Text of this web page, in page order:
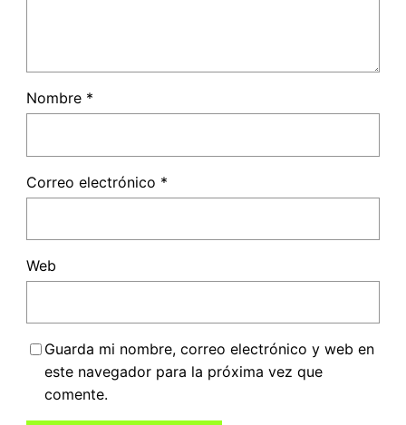
Nombre *
Correo electrónico *
Web
Guarda mi nombre, correo electrónico y web en
este navegador para la próxima vez que
comente.